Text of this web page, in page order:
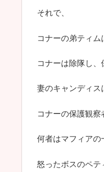
それで、
コナーの弟ティム
コナーは除隊し、
妻のキャンディス
コナーの保護観察
何者はマフィアの
怒ったボスのペテ